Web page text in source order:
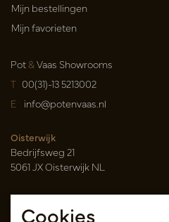
Mijn bestellingen
Mijn favorieten
Pot&Vaas Showrooms
T 00(31)-13 5213002
E info@potenvaas.nl
Oisterwijk
Bedrijfsweg 21
5061 JX Oisterwijk NL
Openingstijden
Maandag t/m vrijdag 09.00-17.00 uur
Cookies